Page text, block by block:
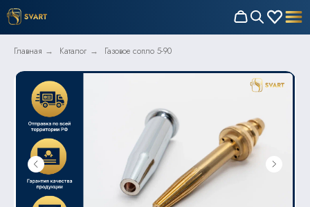
Главная → Каталог → Газовое сопло 5-90